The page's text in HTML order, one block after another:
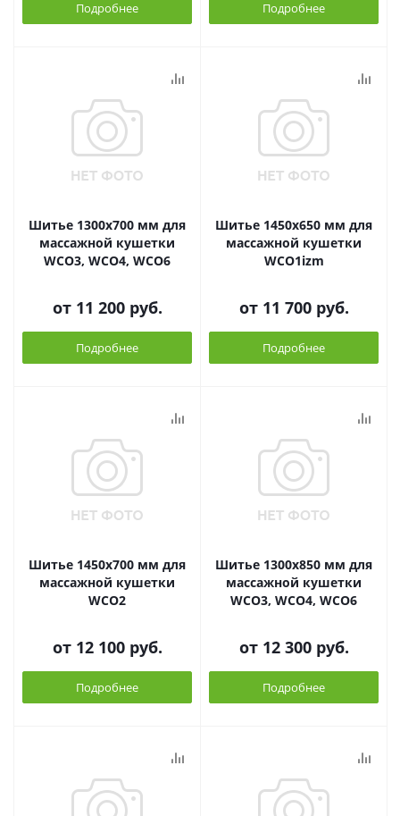
Подробнее Подробнее
Шитье 1300х700 мм для
массажной кушетки
WCO3, WCO4, WCO6
от 11 200 руб.
Подробнее
Шитье 1450х650 мм для
массажной кушетки
WCO1izm
от 11 700 руб.
Подробнее
Шитье 1450х700 мм для
массажной кушетки
WCO2
от 12 100 руб.
Подробнее
Шитье 1300х850 мм для
массажной кушетки
WCO3, WCO4, WCO6
от 12 300 руб.
Подробнее